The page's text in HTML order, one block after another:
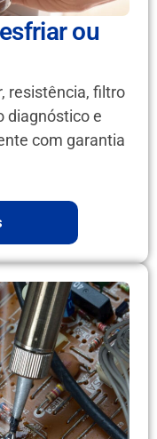
ou
resistência, filtro
diagnóstico e
com garantia